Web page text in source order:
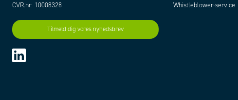
CVR.nr: 10008328
Tilmeld dig vores nyhedsbrev
Whistleblower-service